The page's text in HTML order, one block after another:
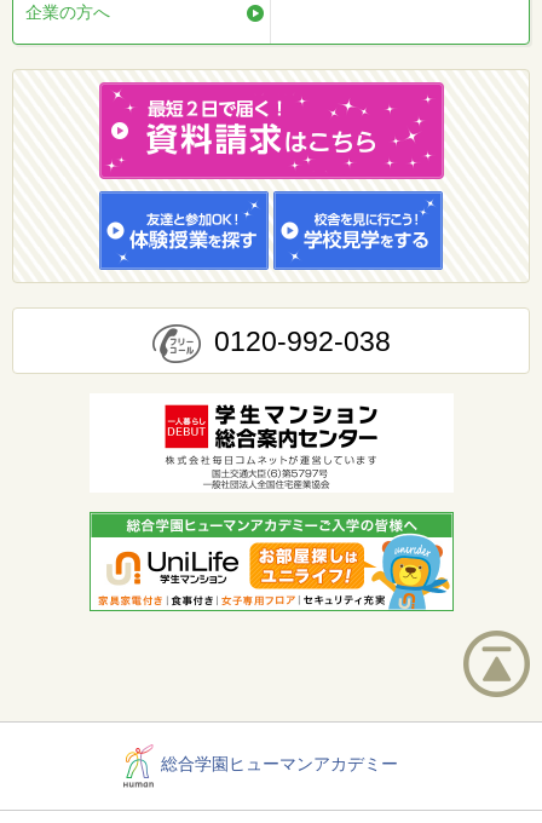
企業の方へ
0120-992-038
総合学園ヒューマンアカデミー